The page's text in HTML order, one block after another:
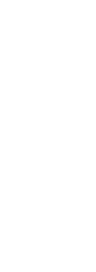
de 500
Pas de
puis St
La